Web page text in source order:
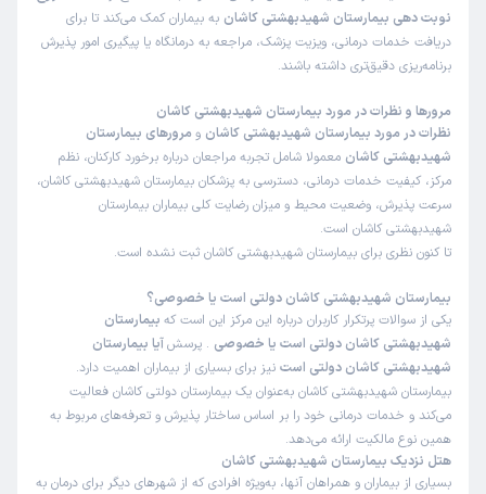
نوبت دهی بیمارستان شهیدبهشتی کاشان به بیماران کمک می‌کند تا برای
دریافت خدمات درمانی، ویزیت پزشک، مراجعه به درمانگاه یا پیگیری امور پذیرش
برنامه‌ریزی دقیق‌تری داشته باشند.
مرورها و نظرات در مورد بیمارستان شهیدبهشتی کاشان
نظرات در مورد بیمارستان شهیدبهشتی کاشان و مرورهای بیمارستان
شهیدبهشتی کاشان معمولا شامل تجربه مراجعان درباره برخورد کارکنان، نظم
مرکز، کیفیت خدمات درمانی، دسترسی به پزشکان بیمارستان شهیدبهشتی کاشان،
سرعت پذیرش، وضعیت محیط و میزان رضایت کلی بیماران بیمارستان
شهیدبهشتی کاشان است.
تا کنون نظری برای بیمارستان شهیدبهشتی کاشان ثبت نشده است.
بیمارستان شهیدبهشتی کاشان دولتی است یا خصوصی؟
یکی از سوالات پرتکرار کاربران درباره این مرکز این است که بیمارستان
شهیدبهشتی کاشان دولتی است یا خصوصی . پرسشآیا بیمارستان
شهیدبهشتی کاشان دولتی است نیز برای بسیاری از بیماران اهمیت دارد.
بیمارستان شهیدبهشتی کاشان به‌عنوان یک بیمارستان دولتی کاشان فعالیت
می‌کند و خدمات درمانی خود را بر اساس ساختار پذیرش و تعرفه‌های مربوط به
همین نوع مالکیت ارائه می‌دهد.
هتل نزدیک بیمارستان شهیدبهشتی کاشان
بسیاری از بیماران و همراهان آنها، به‌ویژه افرادی که از شهرهای دیگر برای درمان به